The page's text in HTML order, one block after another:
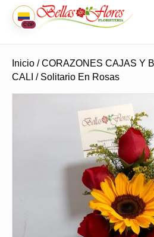
COP
Inicio /CORAZONES CAJAS Y
CALI / Solitario En Rosas